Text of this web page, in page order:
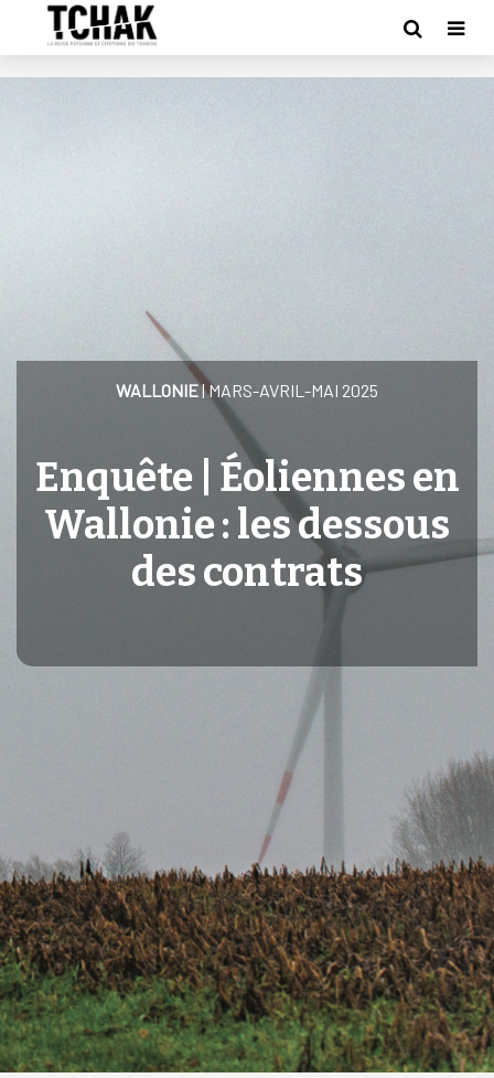
WALLONIE| MARS-AVRIL-MAI 2025
Enquête | Éoliennes en
Wallonie : les dessous
des contrats